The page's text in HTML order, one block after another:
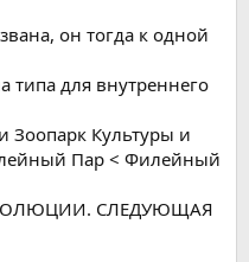
он тогда к одной
типа для внутреннего
Зоопарк Культуры и
Пар < Филейный
СЛЕДУЮЩАЯ